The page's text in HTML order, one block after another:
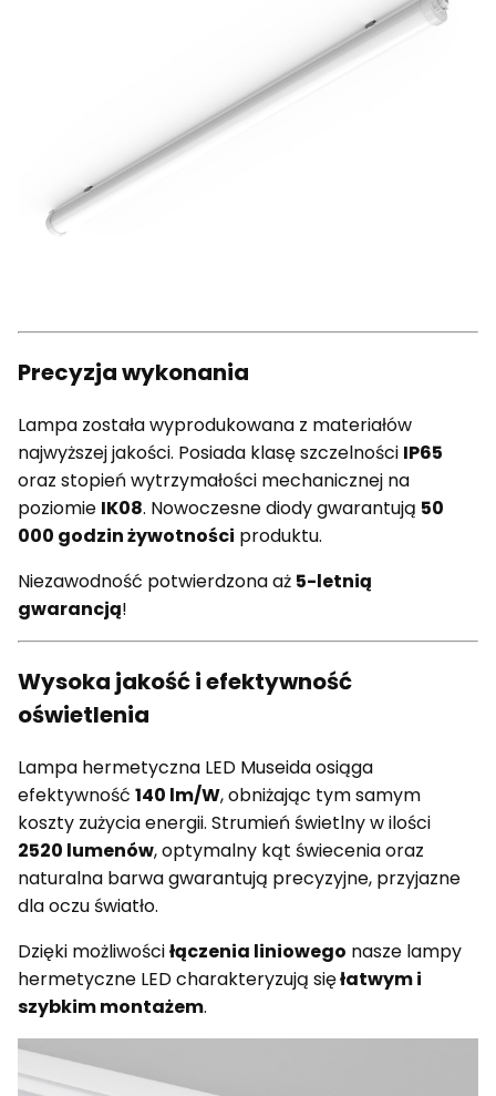
Precyzja wykonania
Lampa została wyprodukowana z materiałów
najwyższej jakości. Posiada klasę szczelności IP65
oraz stopień wytrzymałości mechanicznej na
poziomie IK08. Nowoczesne diody gwarantują 50
000 godzin żywotności produktu.
Niezawodność potwierdzona aż 5-letnią
gwarancją!
Wysoka jakość i efektywność
oświetlenia
Lampa hermetyczna LED Museida osiąga
efektywność 140 lm/W, obniżając tym samym
koszty zużycia energii. Strumień świetlny w ilości
2520 lumenów, optymalny kąt świecenia oraz
naturalna barwa gwarantują precyzyjne, przyjazne
dla oczu światło.
Dzięki możliwościłączenia liniowego nasze lampy
hermetyczne LED charakteryzują sięłatwym i
szybkim montażem.